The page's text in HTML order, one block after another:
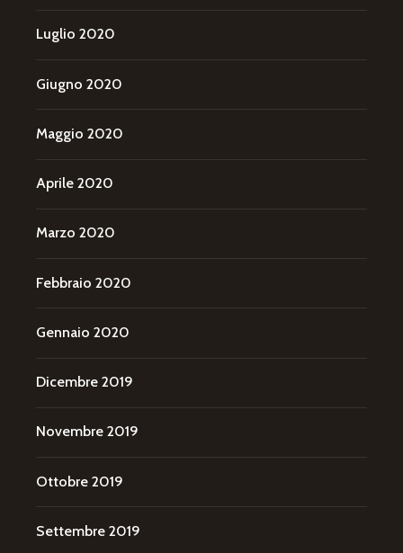
Luglio 2020
Giugno 2020
Maggio 2020
Aprile 2020
Marzo 2020
Febbraio 2020
Gennaio 2020
Dicembre 2019
Novembre 2019
Ottobre 2019
Settembre 2019